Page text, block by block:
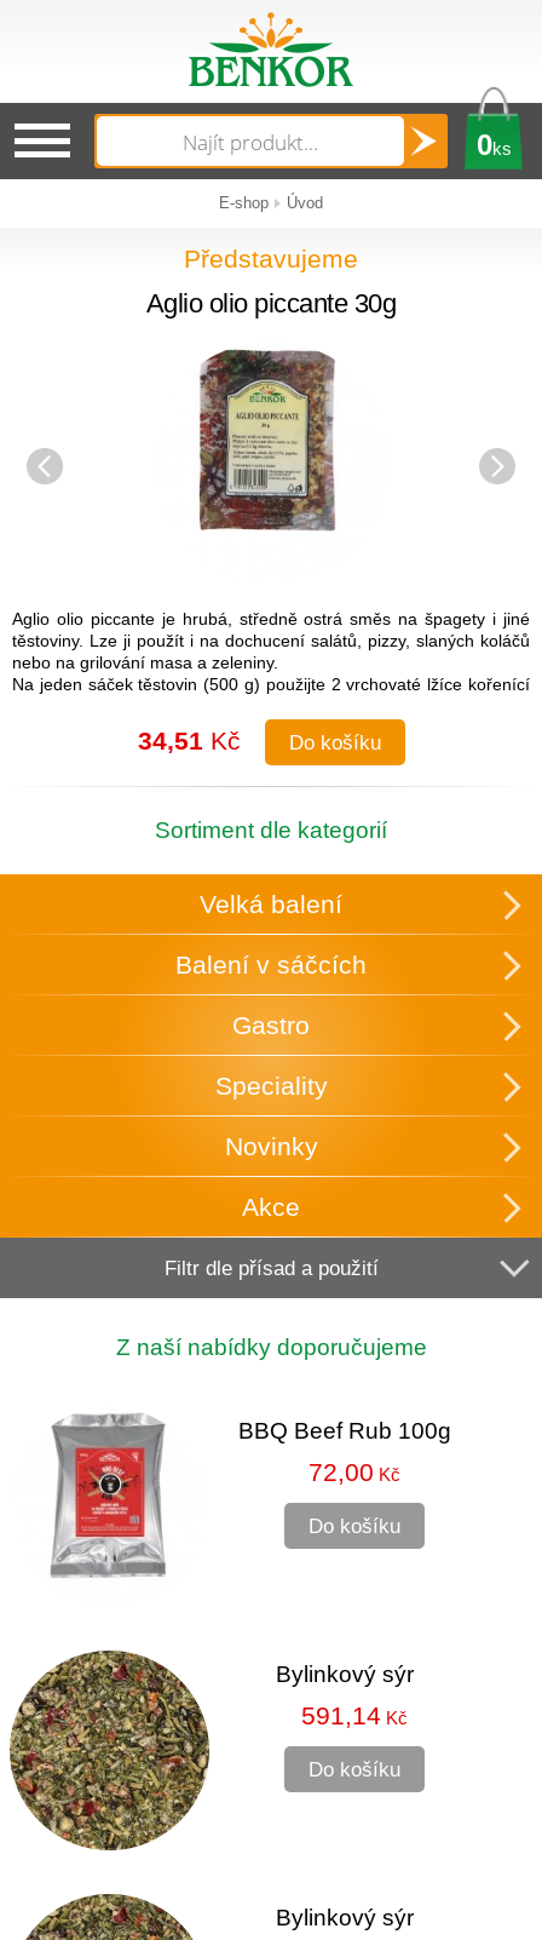
0ks
E-shop Úvod
Představujeme
Aglio olio piccante 30g
Aglio olio piccante je hrubá, středně ostrá směs na špagety i jiné
těstoviny. Lze ji použít i na dochucení salátů, pizzy, slaných koláčů
nebo na grilování masa a zeleniny.
Na jeden sáček těstovin (500 g) použijte 2 vrchovaté lžíce kořenící
Návod na přípravu: Do uvařených těstovin přimíchejte kořenící
směs a lžíci olivového oleje. Je možné také na pánvi olivový olej
rozehřát a koření na něm zlehka opražit, aby se rozvonělo a
následně přidat směs k těstovinám.
v obchodě.
Uchovávejte v suchu a temnu.
34,51Kč Do košíku
Sortiment dle kategorií
Velká balení
Balení v sáčcích
Gastro
Speciality
Novinky
Akce
Filtr dle přísad a použití
Z naší nabídky doporučujeme
BBQ Beef Rub 100g
72,00 Kč
Do košíku
Bylinkový sýr
591,14 Kč
Do košíku
Bylinkový sýr